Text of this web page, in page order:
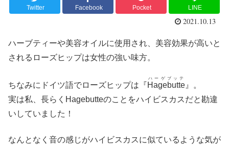
Twitter Facebook Pocket LINE
2021.10.13
ハーブティーや美容オイルに使用され、美容効果が高いと
されるローズヒップは女性の強い味方。
ちなみにドイツ語でローズヒップは『Hagebutte
ハーゲブッテ
』。
実は私、長らくHagebutteのことをハイビスカスだと勘違
いしていました！
なんとなく音の感じがハイビスカスに似ているような気が